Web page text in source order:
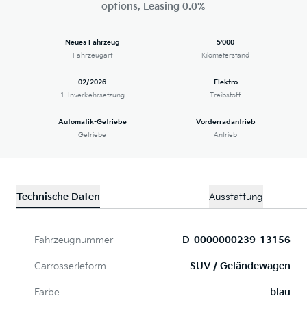
options, Leasing 0.0%
Neues Fahrzeug
Fahrzeugart
5'000
Kilometerstand
02/2026
1. Inverkehrsetzung
Elektro
Treibstoff
Automatik-Getriebe
Getriebe
Vorderradantrieb
Antrieb
Technische Daten Ausstattung
Fahrzeugnummer D-0000000239-13156
Carrosserieform SUV / Geländewagen
Farbe blau